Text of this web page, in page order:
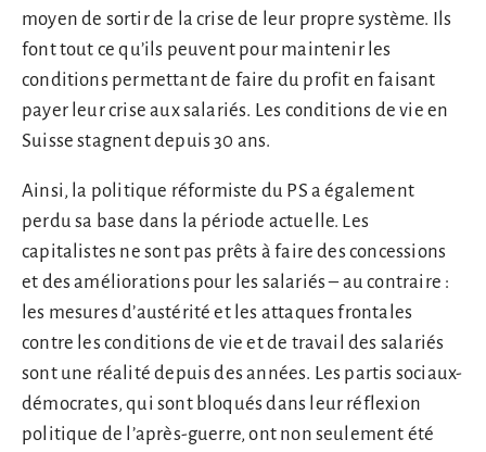
moyen de sortir de la crise de leur propre système. Ils
font tout ce qu’ils peuvent pour maintenir les
conditions permettant de faire du profit en faisant
payer leur crise aux salariés. Les conditions de vie en
Suisse stagnent depuis 30 ans.
Ainsi, la politique réformiste du PS a également
perdu sa base dans la période actuelle. Les
capitalistes ne sont pas prêts à faire des concessions
et des améliorations pour les salariés – au contraire :
les mesures d’austérité et les attaques frontales
contre les conditions de vie et de travail des salariés
sont une réalité depuis des années. Les partis sociaux-
démocrates, qui sont bloqués dans leur réflexion
politique de l’après-guerre, ont non seulement été